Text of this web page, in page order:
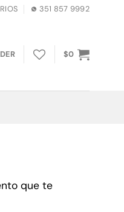
351 857 9992
$0
que te